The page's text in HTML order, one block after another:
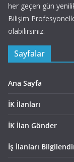
her geçen gün
Bilişim
olabilirsiniz.
Sayfalar
Ana Sayfa
İK İlanları
İK İlan Gönder
İş İlanları